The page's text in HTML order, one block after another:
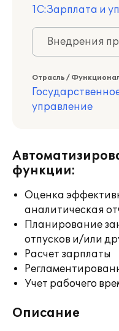
1С:Зарплата и
Внедрения
Отрасль /
управление
функции:
Оценка
аналитическая
Планирование
отпусков и/или
Расчет зарплаты
Учет рабочего
Описание